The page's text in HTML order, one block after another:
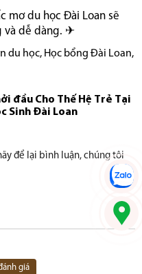
mơ du học Đài Loan sẽ
và dễ dàng. ✈️
du học, Học bổng Đài Loan,
đầu Cho Thế Hệ Trẻ Tại
Sinh Đài Loan
để lại bình luận, chúng tôi
giá